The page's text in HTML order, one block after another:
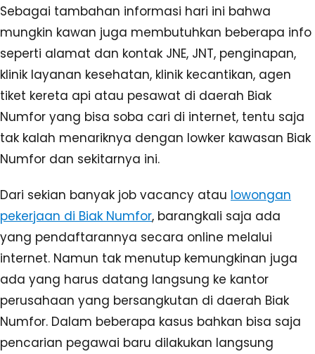
Sebagai tambahan informasi hari ini bahwa
mungkin kawan juga membutuhkan beberapa info
seperti alamat dan kontak JNE, JNT, penginapan,
klinik layanan kesehatan, klinik kecantikan, agen
tiket kereta api atau pesawat di daerah Biak
Numfor yang bisa soba cari di internet, tentu saja
tak kalah menariknya dengan lowker kawasan Biak
Numfor dan sekitarnya ini.
Dari sekian banyak job vacancy atau lowongan
pekerjaan di Biak Numfor, barangkali saja ada
yang pendaftarannya secara online melalui
internet. Namun tak menutup kemungkinan juga
ada yang harus datang langsung ke kantor
perusahaan yang bersangkutan di daerah Biak
Numfor. Dalam beberapa kasus bahkan bisa saja
pencarian pegawai baru dilakukan langsung